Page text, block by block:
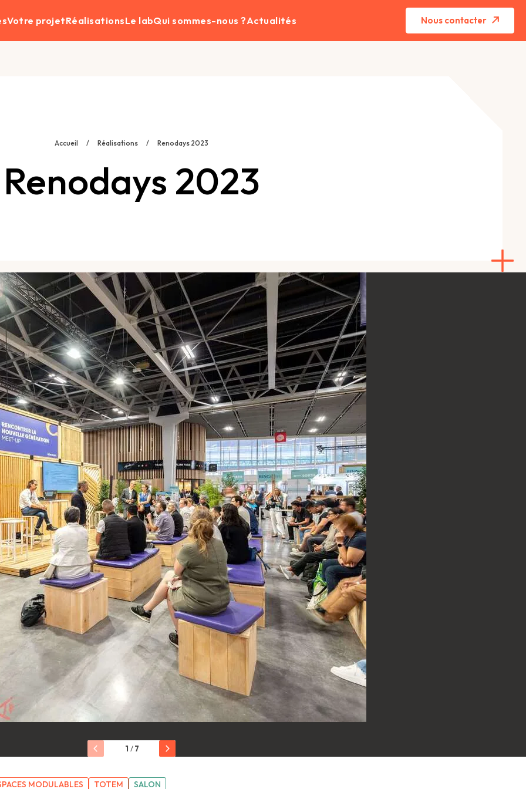
Votre projetRéalisationsLe labQui sommes-nous ?Actualités Nous contacter
Accueil / Réalisations / Renodays 2023
Renodays 2023
1 / 7
MODULABLES TOTEM SALON